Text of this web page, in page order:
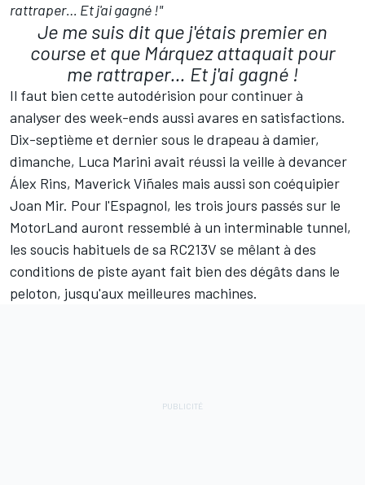
rattraper… Et j'ai gagné !"
Je me suis dit que j'étais premier en
course et que Márquez attaquait pour
me rattraper… Et j'ai gagné !
Il faut bien cette autodérision pour continuer à
analyser des week-ends aussi avares en satisfactions.
Dix-septième et dernier sous le drapeau à damier,
dimanche, Luca Marini avait réussi la veille à devancer
Álex Rins, Maverick Viñales mais aussi son coéquipier
Joan Mir. Pour l'Espagnol, les trois jours passés sur le
MotorLand auront ressemblé à un interminable tunnel,
les soucis habituels de sa RC213V se mêlant à des
conditions de piste ayant fait bien des dégâts dans le
peloton, jusqu'aux meilleures machines.